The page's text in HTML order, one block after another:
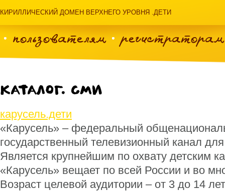
КИРИЛЛИЧЕСКИЙ ДОМЕН ВЕРХНЕГО УРОВНЯ .ДЕТИ
пользователям регистраторам
Каталог. СМИ
карусель.дети
«Карусель» – федеральный
государственный телевизионный канал
Является крупнейшим по охвату детским
«Карусель» вещает по всей России и во
Возраст целевой аудитории – от 3 до 14